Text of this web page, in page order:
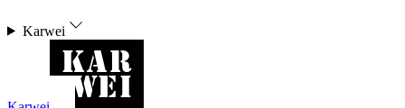
Karwei